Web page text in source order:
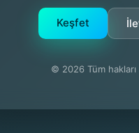
Keşfet
© 2026 Tüm hakları